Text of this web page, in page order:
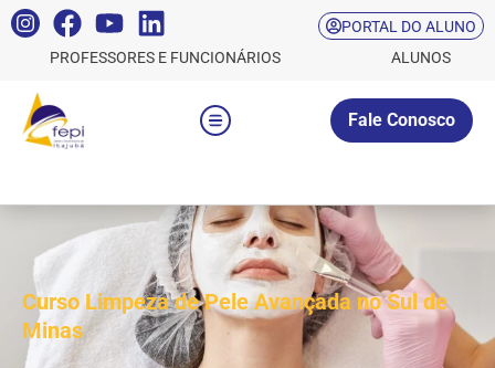
PORTAL DO ALUNO
PROFESSORES E FUNCIONÁRIOS
ALUNOS
Fale Conosco
Curso Limpeza de Pele Avançada no Sul de
Minas